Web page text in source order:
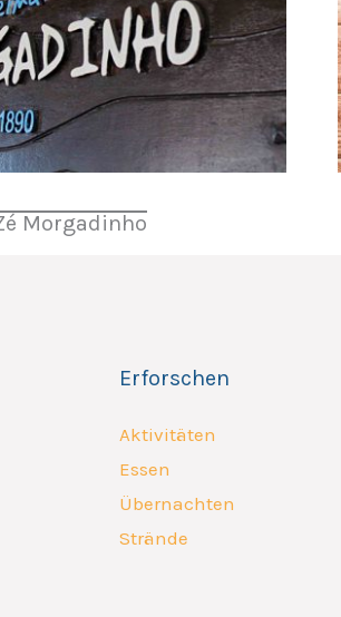
Morgadinho
Erforschen
Aktivitäten
Essen
Übernachten
Strände